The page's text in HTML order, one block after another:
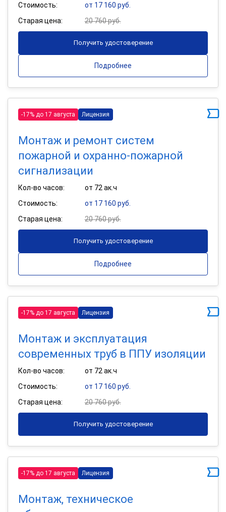
Стоимость:
от 17 160 руб.
Старая цена:
20 760 руб.
Получить удостоверение
Подробнее
-17% до 17 августа Лицензия
Монтаж и ремонт систем
пожарной и охранно-пожарной
сигнализации
Кол-во часов:
от 72 ак.ч
Стоимость:
от 17 160 руб.
Старая цена:
20 760 руб.
Получить удостоверение
Подробнее
-17% до 17 августа Лицензия
Монтаж и эксплуатация
современных труб в ППУ изоляции
Кол-во часов:
от 72 ак.ч
Стоимость:
от 17 160 руб.
Старая цена:
20 760 руб.
Получить удостоверение
-17% до 17 августа Лицензия
Монтаж, техническое